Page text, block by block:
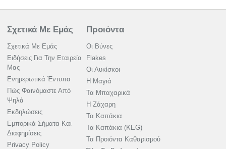
Σχετικά Με Εμάς
Σχετικά Με Εμάς
Ειδήσεις Για Την Εταιρεία
Μας
Ενημερωτικά Έντυπα
Πώς Φαινόμαστε Από
Ψηλά
Εκδηλώσεις
Εμπορικά Σήματα Και
Διαφημίσεις
Privacy Policy
Προιόντα
Οι Βύνες
Flakes
Οι Λυκίσκοι
Η Μαγιά
Τα Μπαχαρικά
Η Ζάχαρη
Τα Καπάκια
Τα Καπάκια (KEG)
Τα Προιόντα Καθαρισμού